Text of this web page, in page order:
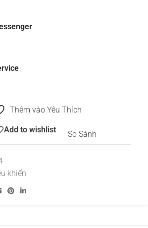
Thêm vào Yêu Thích
Add to wishlist So Sánh
khiển